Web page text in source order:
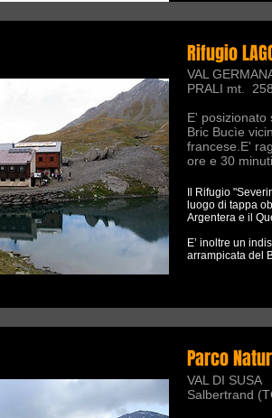
Rifugio
VAL
PRALI mt.
E' posizionato
Bric Bucìe
francese.E'
ore e 30
Il Rifugio
luogo di tappa
Argentera e il
E’ inoltre un
arrampicata del
Parco
VAL DI SUSA
Salbertrand